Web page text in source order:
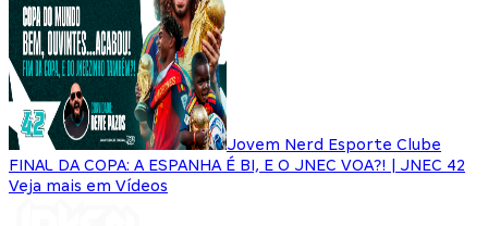
Jovem Nerd Esporte Clube
FINAL DA COPA: A ESPANHA É BI, E O JNEC VOA?! | JNEC 42
Veja mais em Vídeos